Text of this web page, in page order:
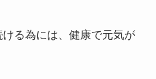
る為には、健康で元気が